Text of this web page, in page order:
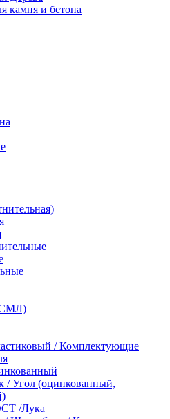
камня и бетона
/ Комплектующие
/ Угол (оцинкованный,
/Лука